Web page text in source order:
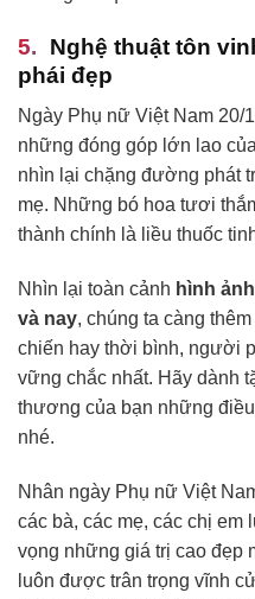
Nghệ thuật tôn
phái đẹp
Ngày Phụ nữ Việt Nam 20/
những đóng góp lớn lao
nhìn lại chặng đường phát
mẹ. Những bó hoa tươi
thành chính là liều thuốc
Nhìn lại toàn cảnh hình
và nay, chúng ta càng
chiến hay thời bình, người
vững chắc nhất. Hãy dành
thương của bạn những
nhé.
Nhân ngày Phụ nữ Việt
các bà, các mẹ, các chị em
vọng những giá trị cao đẹp
luôn được trân trọng vĩnh